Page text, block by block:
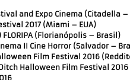
and Expo Cinema (Citadella
2017 (Miami – EUA)
FLORIPA (Florianópolis – Brasil)
II Cine Horror (Salvador –
Film Festival 2016
Halloween Film Festival